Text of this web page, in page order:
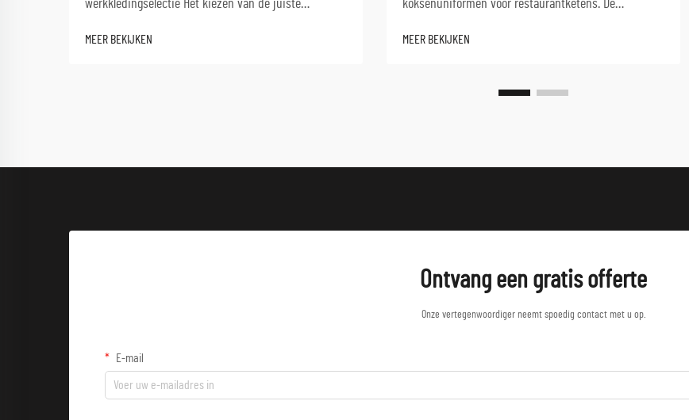
werkkledingselectie Het kiezen van de juiste
heeft op de productiviteit, veiligheid en
MEER BEKIJKEN
koksenuniformen voor restaurantketens. De
ervoor dat OEM-fabrikanten van koksenuniformen
aangepaste uniformen te leveren. Restaurantketens...
MEER BEKIJKEN
Ontvang een gratis offerte
Onze vertegenwoordiger neemt spoedig contact met u op.
E-mail